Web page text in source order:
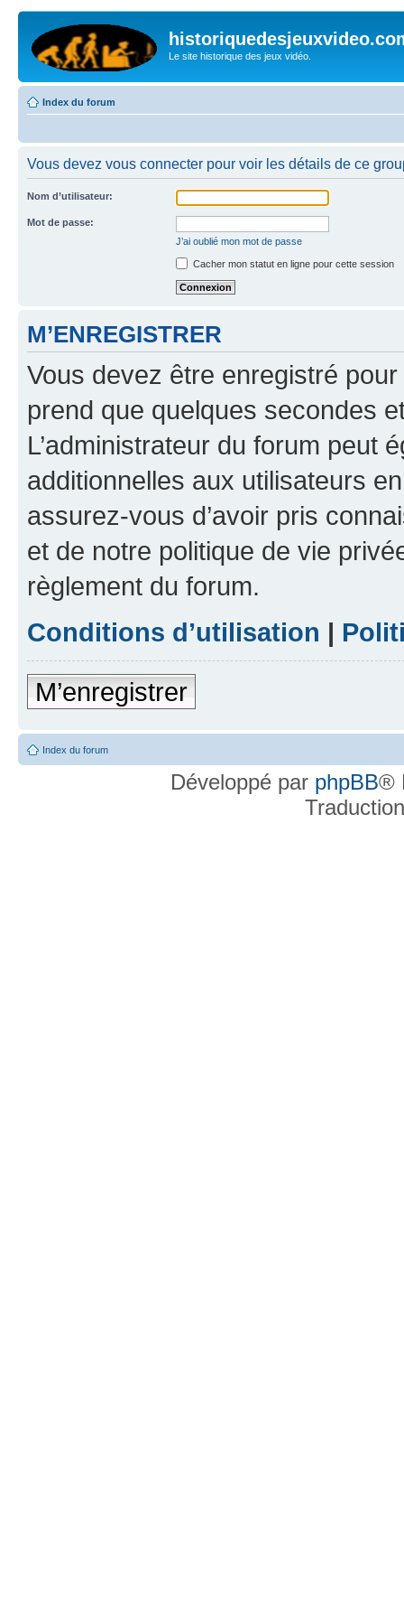
Le site historique des jeux vidéo.
Index du forum
Vous devez vous connecter pour voir les détails de ce
Nom d’utilisateur:
Mot de passe:
J’ai oublié mon mot de passe
Cacher mon statut en ligne pour cette session
M’ENREGISTRER
Vous devez être enregistré
prend que quelques secondes
L’administrateur du forum peut
additionnelles aux utilisateurs
assurez-vous d’avoir pris
et de notre politique de vie
règlement du forum.
Conditions d’utilisation |
M’enregistrer
Index du forum
Développé par phpBB®